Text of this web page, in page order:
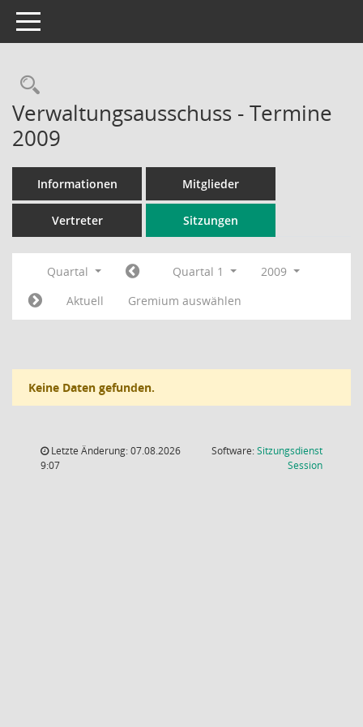
Toggle navigation
Rechercheauswahl
Verwaltungsausschuss - Termine
2009
Informationen Mitglieder
Vertreter Sitzungen
Quartal Quartal 1
2009
Aktuell
Gremium auswählen
Keine Daten gefunden.
Letzte Änderung: 07.08.2026
9:07
Software:Sitzungsdienst
Session(Wird in